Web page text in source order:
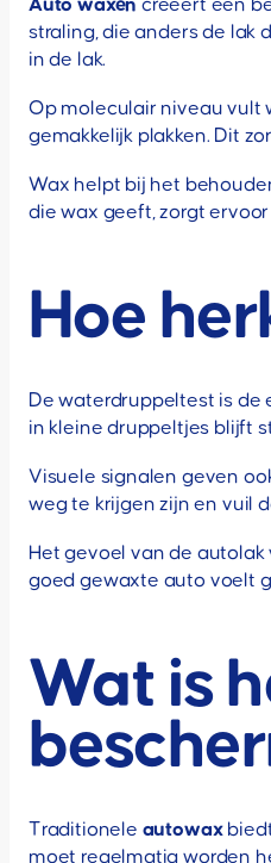
Auto waxen creëert een
straling, die anders de lak
in de lak.
Op moleculair niveau vult
gemakkelijk plakken. Dit
Wax helpt bij het
die wax geeft, zorgt
Hoe
De waterdruppeltest is
in kleine druppeltjes blijft
Visuele signalen geven
weg te krijgen zijn en vuil
Het gevoel van de
goed gewaxte auto voelt
Wat is
Traditionele autowax
moet regelmatig worden